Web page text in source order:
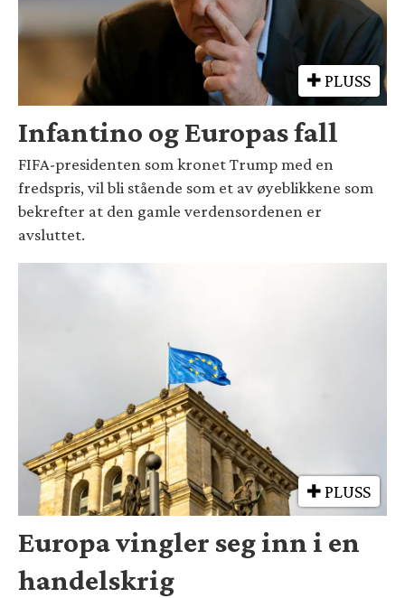
PLUSS
Infantino og Europas fall
FIFA-presidenten som kronet Trump med en
fredspris, vil bli stående som et av øyeblikkene som
bekrefter at den gamle verdensordenen er
avsluttet.
PLUSS
Europa vingler seg inn i en
handelskrig